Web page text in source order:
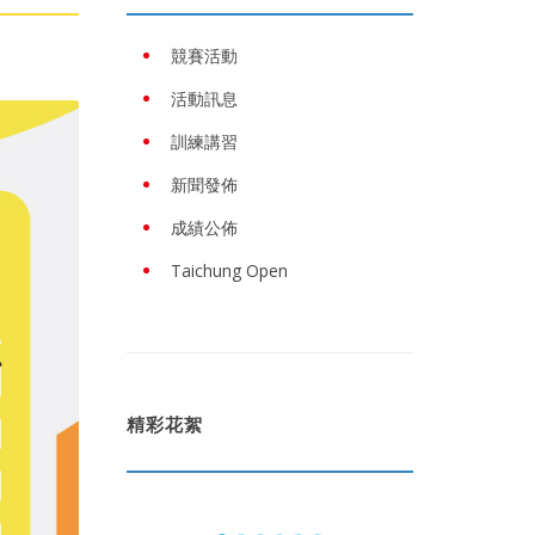
競賽活動
活動訊息
訓練講習
新聞發佈
成績公佈
Taichung Open
精彩花絮